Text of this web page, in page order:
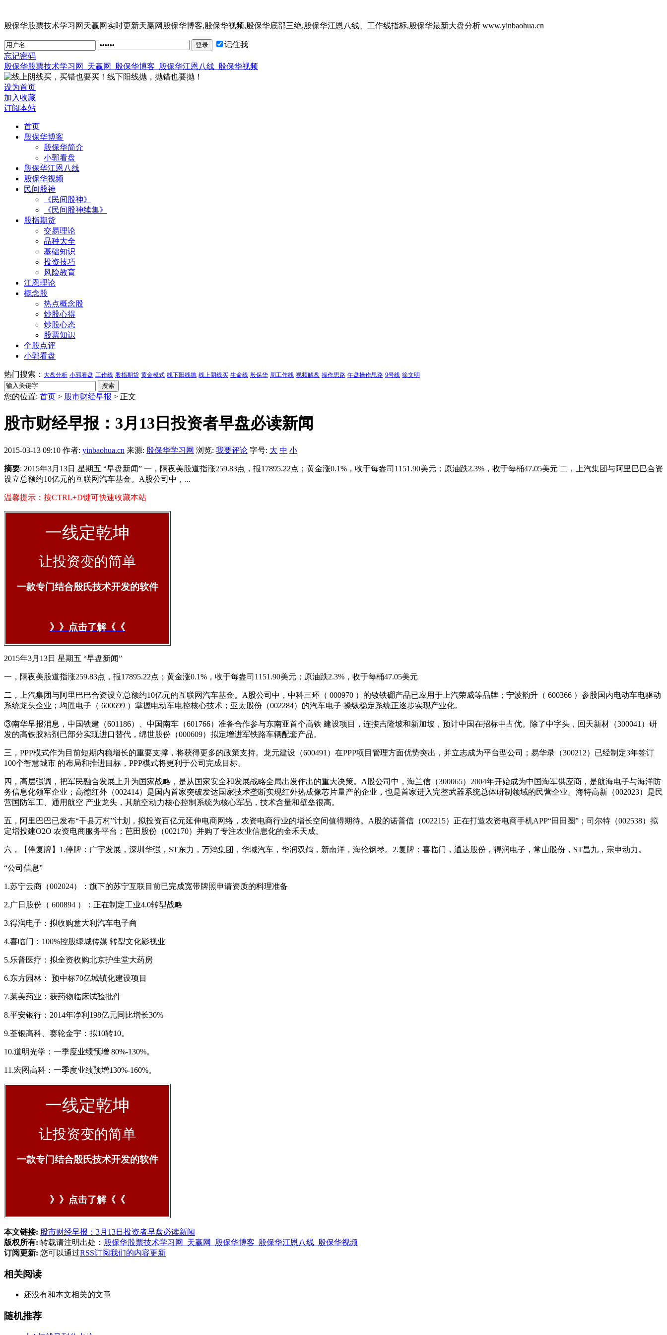
殷保华股票技术学习网天赢网实时更新天赢网殷保华博客,殷保华视频,殷保华底部三绝,殷保华江恩八线、工作线指标,殷保华最新大盘分析 www.yinbaohua.cn
记住我
忘记密码
殷保华股票技术学习网_天赢网_殷保华博客_殷保华江恩八线_殷保华视频
设为首页
加入收藏
订阅本站
首页
殷保华博客
殷保华简介
小郭看盘
殷保华江恩八线
殷保华视频
民间股神
《民间股神》
《民间股神续集》
股指期货
交易理论
品种大全
基础知识
投资技巧
风险教育
江恩理论
概念股
热点概念股
炒股心得
炒股心态
股票知识
个股点评
小郭看盘
热门搜索： 大盘分析 小郭看盘 工作线 股指期货 黄金模式 线下阳线抛 线上阴线买 生命线 殷保华 周工作线 视频解盘 操作思路 午盘操作思路 9号线 徐文明
您的位置: 首页 > 股市财经早报 > 正文
股市财经早报：3月13日投资者早盘必读新闻
2015-03-13 09:10 作者: yinbaohua.cn 来源: 殷保华学习网 浏览: 我要评论 字号: 大 中 小
摘要: 2015年3月13日 星期五 “早盘新闻” 一，隔夜美股道指涨259.83点，报17895.22点；黄金涨0.1%，收于每盎司1151.90美元；原油跌2.3%，收于每桶47.05美元 二，上汽集团与阿里巴巴合资
设立总额约10亿元的互联网汽车基金。A股公司中，...
温馨提示：按CTRL+D键可快速收藏本站
一线定乾坤
让投资变的简单
一款专门结合殷氏技术开发的软件
》》点击了解《《
2015年3月13日 星期五 “早盘新闻”
一，隔夜美股道指涨259.83点，报17895.22点；黄金涨0.1%，收于每盎司1151.90美元；原油跌2.3%，收于每桶47.05美元
二，上汽集团与阿里巴巴合资设立总额约10亿元的互联网汽车基金。A股公司中，中科三环（ 000970 ）的钕铁硼产品已应用于上汽荣威等品牌；宁波韵升（ 600366 ）参股国内电动车电驱动
系统龙头企业；均胜电子（ 600699 ）掌握电动车电控核心技术；亚太股份（002284）的汽车电子 操纵稳定系统正逐步实现产业化。
③南华早报消息，中国铁建（601186）、中国南车（601766）准备合作参与东南亚首个高铁 建设项目，连接吉隆坡和新加坡，预计中国在招标中占优。除了中字头，回天新材（300041）研
发的高铁胶粘剂已部分实现进口替代，绵世股份（000609）拟定增进军铁路车辆配套产品。
三，PPP模式作为目前短期内稳增长的重要支撑，将获得更多的政策支持。龙元建设（600491）在PPP项目管理方面优势突出，并立志成为平台型公司；易华录（300212）已经制定3年签订
100个智慧城市 的布局和推进目标，PPP模式将更利于公司完成目标。
四，高层强调，把军民融合发展上升为国家战略，是从国家安全和发展战略全局出发作出的重大决策。A股公司中，海兰信（300065）2004年开始成为中国海军供应商，是航海电子与海洋防
务信息化领军企业；高德红外（002414）是国内首家突破发达国家技术垄断实现红外热成像芯片量产的企业，也是首家进入完整武器系统总体研制领域的民营企业。海特高新（002023）是民
营国防军工、通用航空 产业龙头，其航空动力核心控制系统为核心军品，技术含量和壁垒很高。
五，阿里巴巴已发布“千县万村”计划，拟投资百亿元延伸电商网络，农资电商行业的增长空间值得期待。A股的诺普信（002215）正在打造农资电商手机APP“田田圈”；司尔特（002538）拟
定增投建O2O 农资电商服务平台；芭田股份（002170）并购了专注农业信息化的金禾天成。
六，【停复牌】1.停牌：广宇发展，深圳华强，ST东力，万鸿集团，华域汽车，华润双鹤，新南洋，海伦钢琴。2.复牌：喜临门，通达股份，得润电子，常山股份，ST昌九，宗申动力。
“公司信息”
1.苏宁云商（002024）：旗下的苏宁互联目前已完成宽带牌照申请资质的料理准备
2.广日股份（ 600894 ）：正在制定工业4.0转型战略
3.得润电子：拟收购意大利汽车电子商
4.喜临门：100%控股绿城传媒 转型文化影视业
5.乐普医疗：拟全资收购北京护生堂大药房
6.东方园林： 预中标70亿城镇化建设项目
7.莱美药业：获药物临床试验批件
8.平安银行：2014年净利198亿元同比增长30%
9.荃银高科、赛轮金宇：拟10转10。
10.道明光学：一季度业绩预增 80%-130%。
11.宏图高科：一季度业绩预增130%-160%。
一线定乾坤
让投资变的简单
一款专门结合殷氏技术开发的软件
》》点击了解《《
本文链接: 股市财经早报：3月13日投资者早盘必读新闻
版权所有: 转载请注明出处： 殷保华股票技术学习网_天赢网_殷保华博客_殷保华江恩八线_殷保华视频
订阅更新: 您可以通过RSS订阅我们的内容更新
相关阅读
还没有和本文相关的文章
随机推荐